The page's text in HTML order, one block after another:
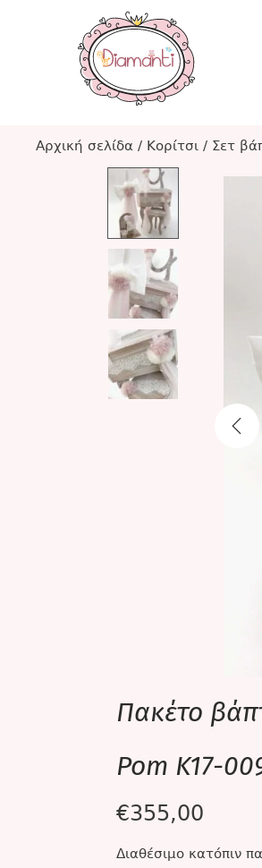
Αρχική σελίδα / Κορίτσι / Σετ
Πακέτο
Pom K17-
€355,00
Διαθέσιμο κατόπιν